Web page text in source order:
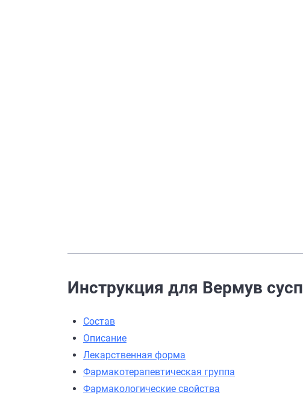
Инструкция для Вермув
Состав
Описание
Лекарственная форма
Фармакотерапевтическая группа
Фармакологические свойства